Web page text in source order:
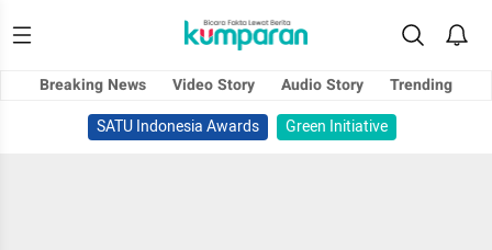
Breaking News Video Story Audio Story
Trending
SATU Indonesia Awards
Green Initiative